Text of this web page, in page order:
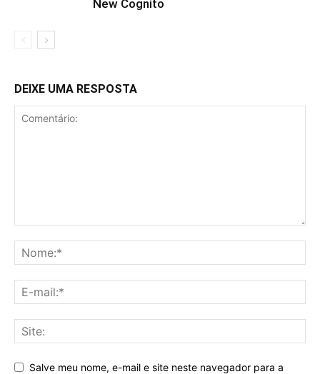
New Cognito
DEIXE UMA RESPOSTA
Salve meu nome, e-mail e site neste navegador para a